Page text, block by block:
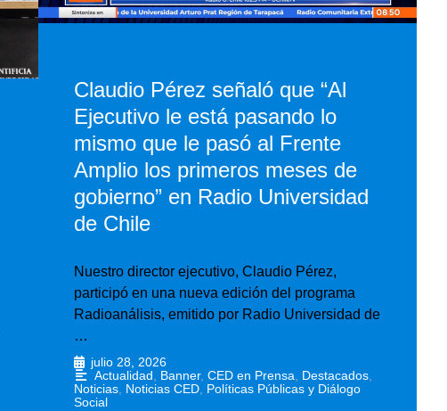
Claudio Pérez señaló que “Al
Ejecutivo le está pasando lo
mismo que le pasó al Frente
Amplio los primeros meses de
gobierno” en Radio Universidad
de Chile
Nuestro director ejecutivo, Claudio Pérez,
participó en una nueva edición del programa
Radioanálisis, emitido por Radio Universidad de
…
julio 28, 2026
Actualidad, Banner,CED en Prensa, Destacados,
Noticias, Noticias CED, Políticas Públicas y Diálogo
Social